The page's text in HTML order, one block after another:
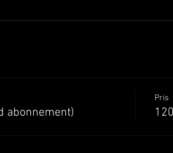
abonnement)
Pris